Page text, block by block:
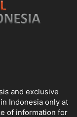
and exclusive
Indonesia only at
of information for